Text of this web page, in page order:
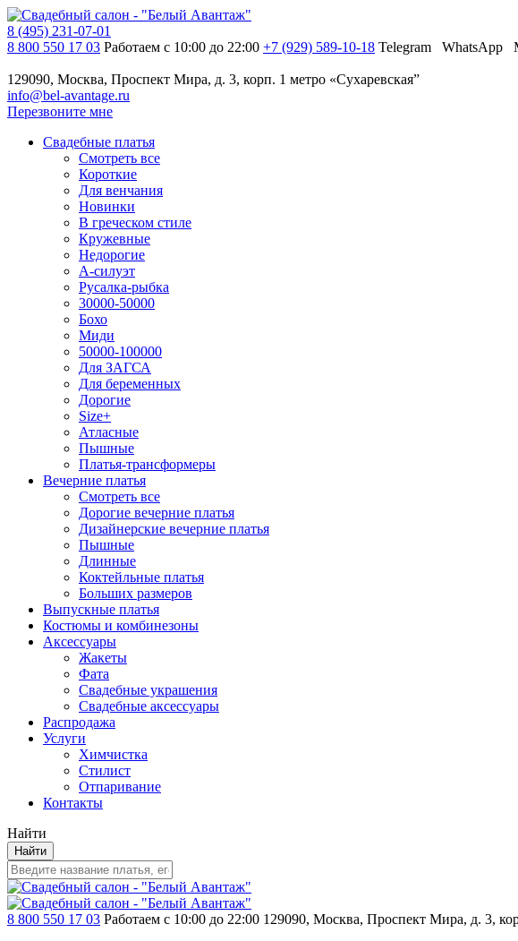
8 (495) 231-07-01
8 800 550 17 03 Работаем с 10:00 до 22:00 +7 (929) 589-10-18 Telegram WhatsApp
129090, Москва, Проспект Мира, д. 3, корп. 1 метро «Сухаревская”
info@bel-avantage.ru
Перезвоните мне
Свадебные платья
Смотреть все
Короткие
Для венчания
Новинки
В греческом стиле
Кружевные
Недорогие
А-силуэт
Русалка-рыбка
30000-50000
Бохо
Миди
50000-100000
Для ЗАГСА
Для беременных
Дорогие
Size+
Атласные
Пышные
Платья-трансформеры
Вечерние платья
Смотреть все
Дорогие вечерние платья
Дизайнерские вечерние платья
Пышные
Длинные
Коктейльные платья
Больших размеров
Выпускные платья
Костюмы и комбинезоны
Аксессуары
Жакеты
Фата
Свадебные украшения
Свадебные аксессуары
Распродажа
Услуги
Химчистка
Стилист
Отпаривание
Контакты
Найти
Найти
8 800 550 17 03 Работаем с 10:00 до 22:00 129090, Москва, Проспект Мира, д. 3,